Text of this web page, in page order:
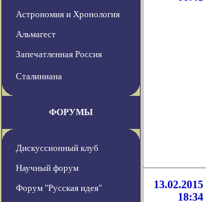
Астрономия и Хронология
Альмагест
Запечатленная Россия
Сталиниана
ФОРУМЫ
Дискуссионный клуб
Научный форум
Форум "Русская идея"
13.02.2015
18:34